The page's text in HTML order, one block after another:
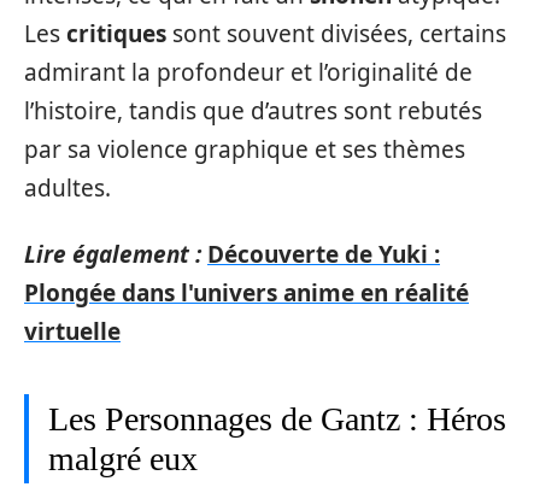
Lescritiques sont souvent divisées, certains
admirant la profondeur et l’originalité de
l’histoire, tandis que d’autres sont rebutés
par sa violence graphique et ses thèmes
adultes.
Lire également : Découverte de Yuki :
Plongée dans l'univers anime en réalité
virtuelle
Les Personnages de Gantz : Héros
malgré eux